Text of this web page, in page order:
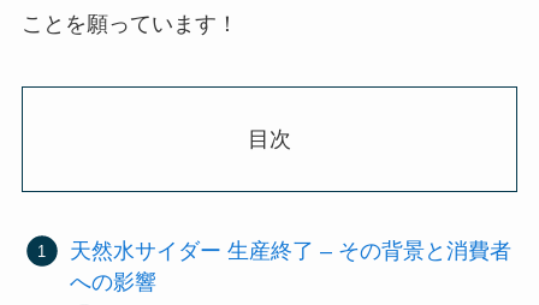
ことを願っています！
目次
天然水サイダー 生産終了 – その背景と消費者
への影響